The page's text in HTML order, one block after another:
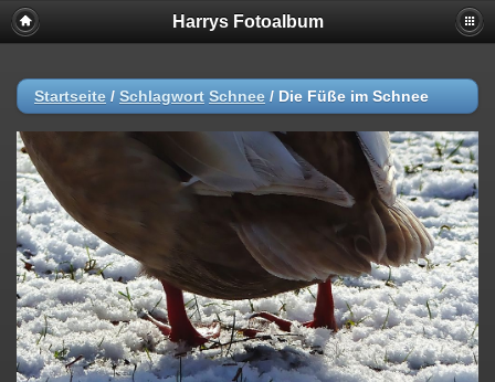
Harrys Fotoalbum
Startseite / Schlagwort Schnee / Die Füße im Schnee